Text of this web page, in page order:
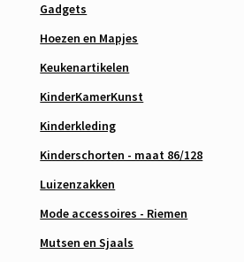
Gadgets
Hoezen en Mapjes
Keukenartikelen
KinderKamerKunst
Kinderkleding
Kinderschorten - maat 86/128
Luizenzakken
Mode accessoires - Riemen
Mutsen en Sjaals